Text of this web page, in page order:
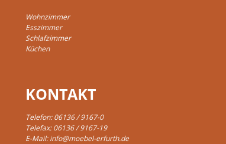
Wohnzimmer
Esszimmer
Schlafzimmer
Küchen
KONTAKT
Telefon:06136 / 9167-0
Telefax: 06136 / 9167-19
E-Mail:info@moebel-erfurth.de